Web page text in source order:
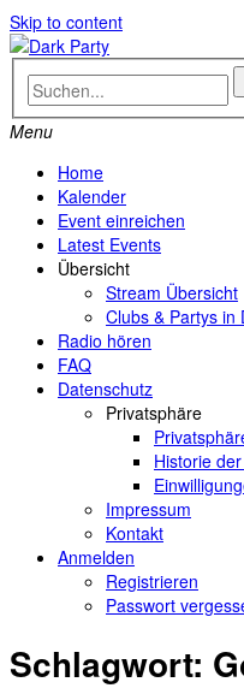
Skip to content
Menu
Home
Kalender
Event einreichen
Latest Events
Übersicht
Stream Übersicht
Clubs & Partys in
Radio hören
FAQ
Datenschutz
Privatsphäre
Historie
Impressum
Kontakt
Anmelden
Registrieren
Passwort
Schlagwort: